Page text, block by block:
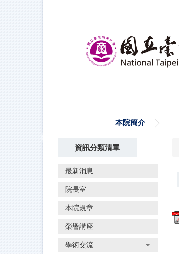
本院簡介
資訊分類清單
最新消息
院長室
本院規章
榮譽講座
學術交流